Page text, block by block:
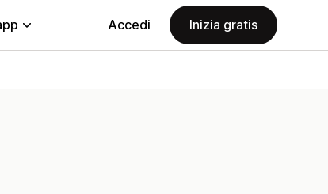
Accedi Inizia gratis